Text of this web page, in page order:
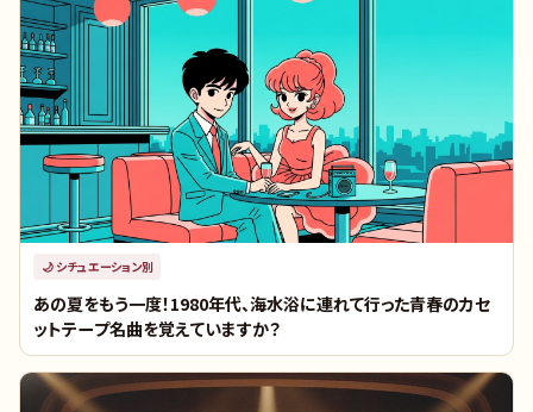
🌙 シチュエーション別
あの夏をもう一度！1980年代、海水浴に連れて行った青春のカセ
ットテープ名曲を覚えていますか？